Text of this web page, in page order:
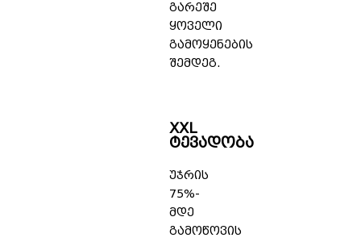
გარეშე
ყოველი
გამოყენების
შემდეგ.
XXL
ტევადობა
უჯრის
75%-
მდე
გამოწოვის